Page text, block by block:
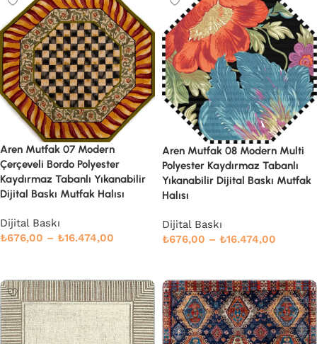
Aren Mutfak 07 Modern
Çerçeveli Bordo Polyester
Kaydırmaz Tabanlı Yıkanabilir
Dijital Baskı Mutfak Halısı
Dijital Baskı
₺676,00 – ₺16.474,00
Aren Mutfak 08 Modern Multi
Polyester Kaydırmaz Tabanlı
Yıkanabilir Dijital Baskı Mutfak
Halısı
Dijital Baskı
₺676,00 – ₺16.474,00